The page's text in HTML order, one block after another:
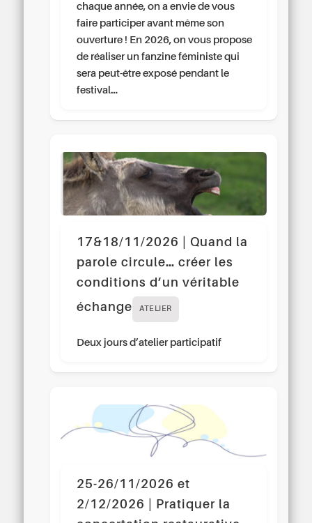
chaque année, on a envie de vous
faire participer avant même son
ouverture ! En 2026, on vous propose
de réaliser un fanzine féministe qui
sera peut-être exposé pendant le
festival…
17&18/11/2026 | Quand la
parole circule… créer les
conditions d’un véritable
échange
ATELIER
Deux jours d’atelier participatif
25-26/11/2026 et
2/12/2026 | Pratiquer la